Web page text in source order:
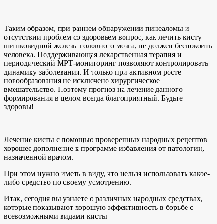
Таким образом, при раннем обнаружении пинеаломы и
отсутствии проблем со здоровьем вопрос, как лечить кисту
шишковидной железы головного мозга, не должен беспокоить
человека. Поддерживающая лекарственная терапия и
периодический МРТ-мониторинг позволяют контролировать
динамику заболевания. И только при активном росте
новообразования не исключено хирургическое
вмешательство. Поэтому прогноз на лечение данного
формирования в целом всегда благоприятный. Будьте
здоровы!
Лечение кисты с помощью проверенных народных рецептов
хорошее дополнение к программе избавления от патологии,
назначенной врачом.
При этом нужно иметь в виду, что нельзя использовать какое-
либо средство по своему усмотрению.
Итак, сегодня вы узнаете о различных народных средствах,
которые показывают хорошую эффективность в борьбе с
всевозможными видами кисты.